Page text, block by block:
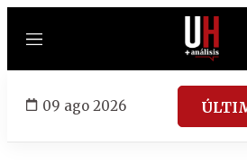
Menú
09 ago 2026